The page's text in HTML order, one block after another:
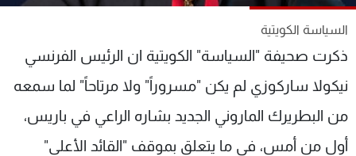
السياسة الكويتية
ذكرت صحيفة "السياسة" الكويتية ان الرئيس الفرنسي
نيكولا ساركوزي لم يكن "مسروراً" ولا مرتاحاً" لما سمعه
من البطريرك الماروني الجديد بشاره الراعي في باريس،
أول من أمس، في ما يتعلق بموقف "القائد الأعلى"
الترددات
عن MTV
لاعلاناتكم
وظائف
شروط الإسـتخدام
سياسة الخصوصية